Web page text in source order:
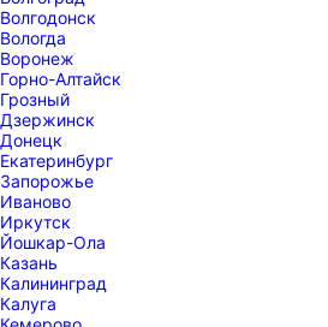
Волгодонск
Вологда
Воронеж
Горно-Алтайск
Грозный
Дзержинск
Донецк
Екатеринбург
Запорожье
Иваново
Иркутск
Йошкар-Ола
Казань
Калининград
Калуга